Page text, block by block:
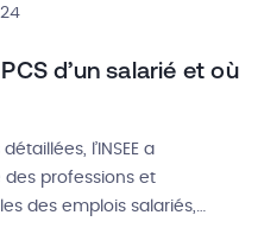
d’un salarié et où
l’INSEE a
professions et
des emplois salariés,